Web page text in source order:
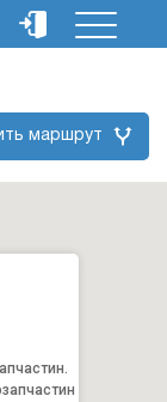
маршрут